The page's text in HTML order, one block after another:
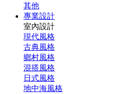
其他
專業設計
室內設計
現代風格
古典風格
鄉村風格
混搭風格
日式風格
地中海風格